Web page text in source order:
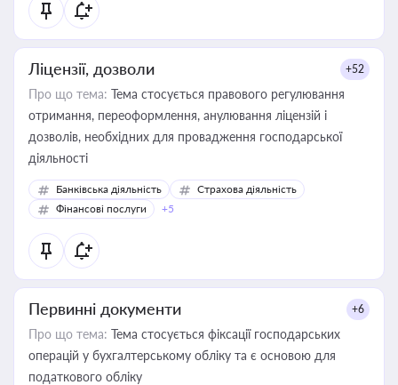
Ліцензії, дозволи +52
Про що тема: Тема стосується правового регулювання
отримання, переоформлення, анулювання ліцензій і
дозволів, необхідних для провадження господарської
діяльності
Банківська діяльність
Страхова діяльність
Фінансові послуги
+5
Первинні документи +6
Про що тема: Тема стосується фіксації господарських
операцій у бухгалтерському обліку та є основою для
податкового обліку